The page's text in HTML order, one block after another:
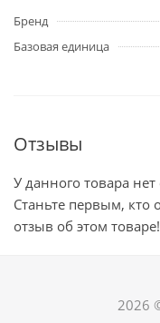
Бренд
Базовая единица
Отзывы
У данного товара
Станьте первым, кто
отзыв об этом товаре!
2026